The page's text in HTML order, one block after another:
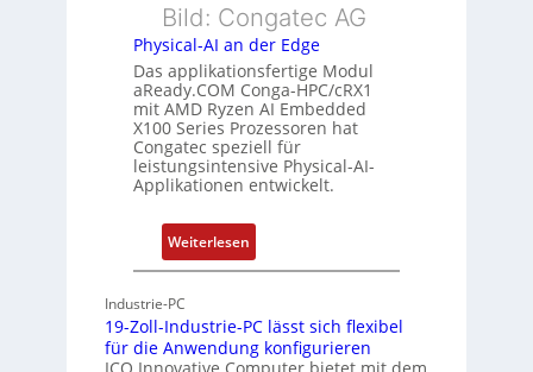
ü
b
e
r
w
a
c
h
u
n
g
i
s
t
u
n
g
e
E
t
h
e
r
c
a
t
-
A
c
h
Bild: Congatec AG
Physical-AI an der Edge
Das applikationsfertige Modul
aReady.COM Conga-HPC/cRX1
mit AMD Ryzen AI Embedded
X100 Series Prozessoren hat
Congatec speziell für
leistungsintensive Physical-AI-
Applikationen entwickelt.
Weiterlesen:
P
s
i
Industrie-PC
19-Zoll-Industrie-PC lässt sich flexibel
für die Anwendung konfigurieren